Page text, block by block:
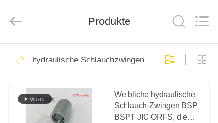
HAUS
PRODUKTE
Connector
Co.,Ltd.
Hydraulische
Schlauch-
Installation
Produkte
hydraulische Schlauchzwingen
Weibliche hydraulische
Schlauch-Zwingen BSP
BSPT JIC ORFS, die